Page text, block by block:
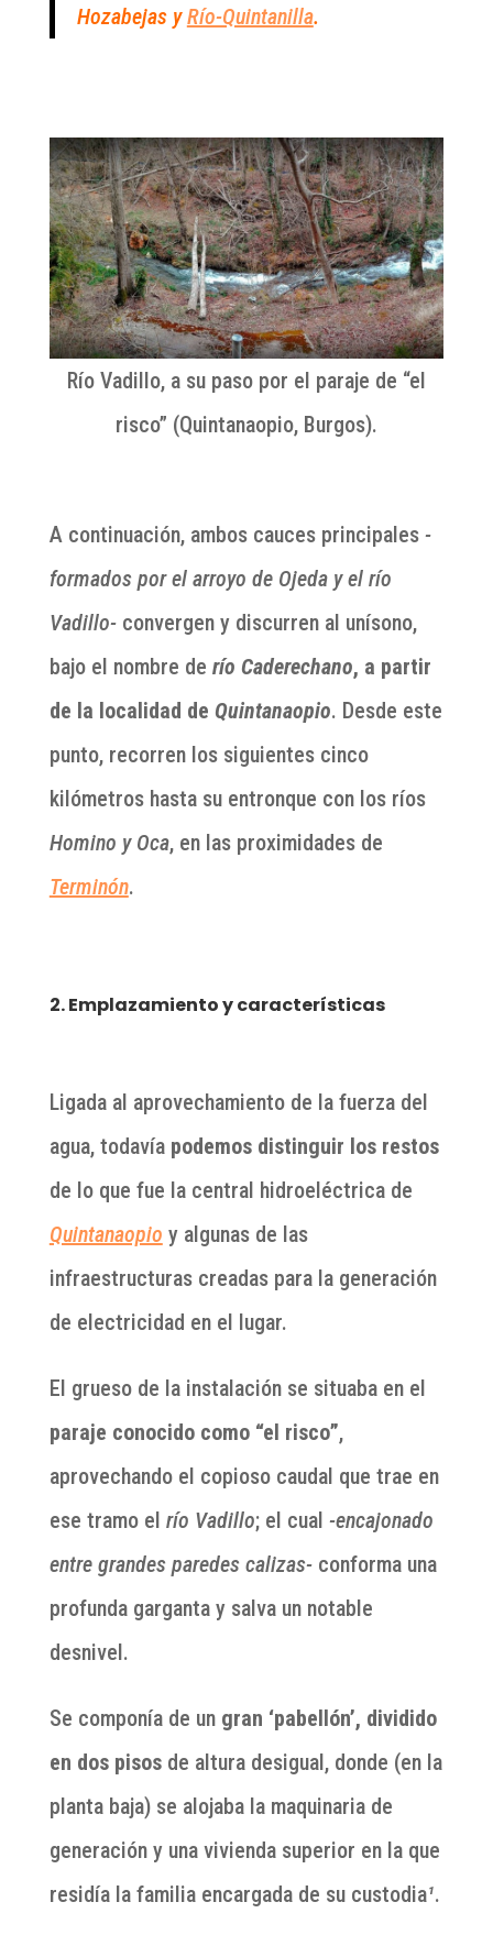
Hozabejas yRío-Quintanilla.
Río Vadillo, a su paso por el paraje de “el
risco” (Quintanaopio, Burgos).
A continuación, ambos cauces principales-
formados por el arroyo de Ojeda y el río
Vadillo-convergen y discurren al unísono,
bajo el nombre de río Caderechano, a partir
de la localidad de Quintanaopio. Desde este
punto, recorren los siguientes cinco
kilómetros hasta su entronque con los ríos
Homino y Oca, en las proximidades de
Terminón.
2. Emplazamiento y características
Ligada al aprovechamiento de la fuerza del
agua, todavía podemos distinguir los restos
de lo que fue la central hidroeléctrica de
Quintanaopio y algunas de las
infraestructuras creadas para la generación
de electricidad en el lugar.
El grueso de la instalación se situaba en el
paraje conocido como “el risco”,
aprovechando el copioso caudal que trae en
ese tramo el río Vadillo; el cual -encajonado
entre grandes paredes calizas-conforma una
profunda garganta y salva un notable
desnivel.
Se componía de ungran ‘pabellón’, dividido
en dos pisosde altura desigual, donde (en la
planta baja) se alojaba la maquinaria de
generación y una vivienda superior en la que
residía la familia encargada de su custodia¹.